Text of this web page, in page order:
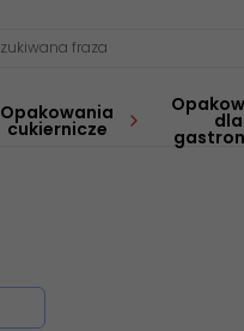
Opakowania
cukiernicze dla